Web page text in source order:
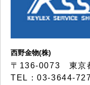
西野金物(株)
〒136-0073 東京
TEL：